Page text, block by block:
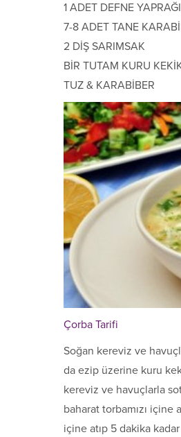
1 ADET DEFNE YAPRAĞI
7-8 ADET TANE
2 DİŞ SARIMSAK
BİR TUTAM KURU
TUZ & KARABİBER
Çorba Tarifi
Soğan kereviz ve
da ezip üzerine kuru
kereviz ve havuçlarla
baharat torbamızı içine
içine atıp 5 dakika